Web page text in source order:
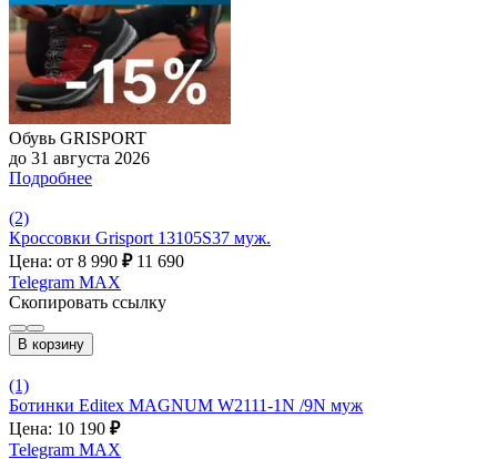
Обувь GRISPORT
до 31 августа 2026
Подробнее
(2)
Кроссовки Grisport 13105S37 муж.
Цена: от 8 990 ₽ 11 690
Telegram MAX
Скопировать ссылку
В корзину
(1)
Ботинки Editex MAGNUM W2111-1N /9N муж
Цена: 10 190 ₽
Telegram MAX